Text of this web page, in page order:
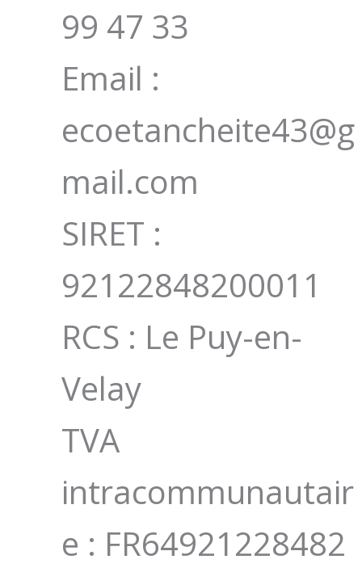
99 47 33
Email :
ecoetancheite43@g
mail.com
SIRET :
92122848200011
RCS : Le Puy-en-
Velay
TVA
intracommunautair
e : FR64921228482